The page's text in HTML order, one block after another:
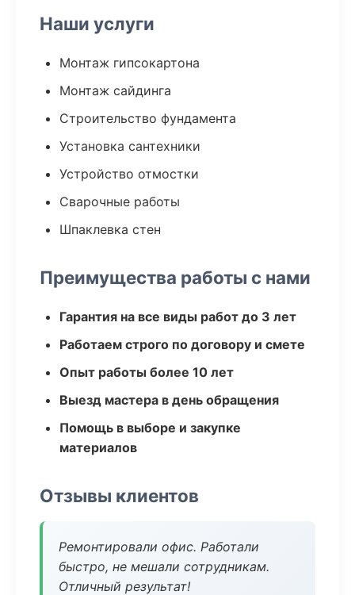
Наши услуги
Монтаж гипсокартона
Монтаж сайдинга
Строительство фундамента
Установка сантехники
Устройство отмостки
Сварочные работы
Шпаклевка стен
Преимущества работы с нами
Гарантия на все виды работ до 3 лет
Работаем строго по договору и смете
Опыт работы более 10 лет
Выезд мастера в день обращения
Помощь в выборе и закупке
материалов
Отзывы клиентов
Ремонтировали офис. Работали
быстро, не мешали сотрудникам.
Отличный результат!